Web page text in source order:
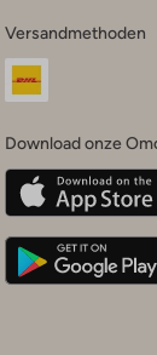
Versandmethoden
Download onze